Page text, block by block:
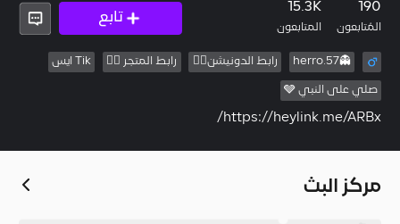
190
المُتابعون
15.3K
المتابعون
تابع
👻herro.57 رابط الدونيشن👆🏽 رابط المتجر 👆🏽 Tik ايس
صلي على النبي 🩶
https://heylink.me/ARBx/
مركز البث